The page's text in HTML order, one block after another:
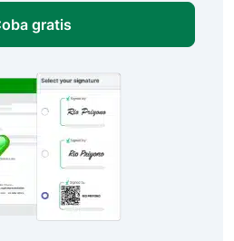
gratis